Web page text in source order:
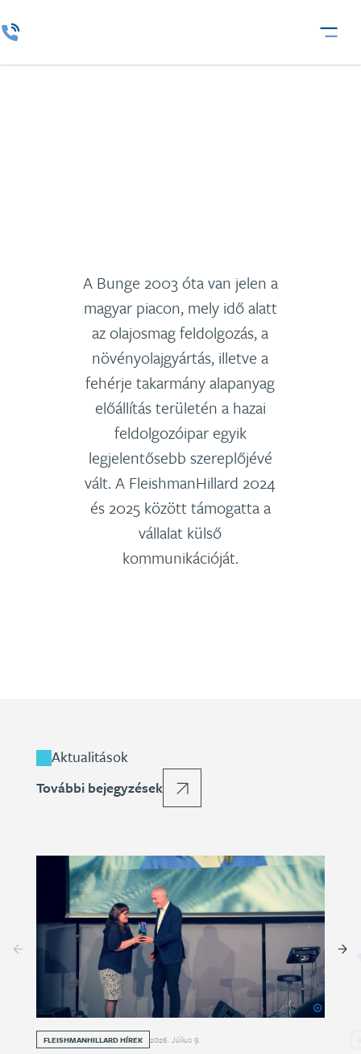
A Bunge 2003 óta van jelen a
magyar piacon, mely idő alatt
az olajosmag feldolgozás, a
növényolajgyártás, illetve a
fehérje takarmány alapanyag
előállítás területén a hazai
feldolgozóipar egyik
legjelentősebb szereplőjévé
vált. A FleishmanHillard 2024
és 2025 között támogatta a
vállalat külső
kommunikációját.
Aktualitások
További bejegyzések
FLEISHMANHILLARD HÍREK 2026. Július9.